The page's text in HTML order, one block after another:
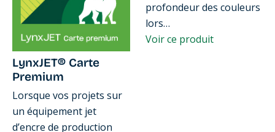
LynxJET® Carte
Premium
Lorsque vos projets sur
un équipement jet
d’encre de production
profondeur des couleurs
lors…
Voir ce produit